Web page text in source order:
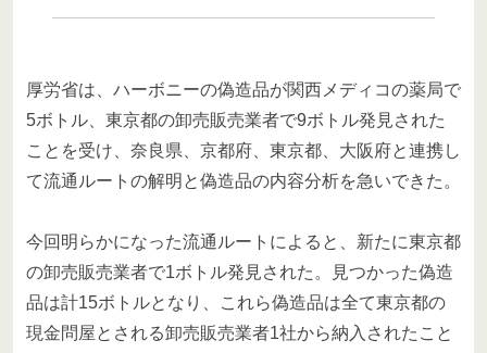
厚労省は、ハーボニーの偽造品が関西メディコの薬局で
5ボトル、東京都の卸売販売業者で9ボトル発見された
ことを受け、奈良県、京都府、東京都、大阪府と連携し
て流通ルートの解明と偽造品の内容分析を急いできた。
今回明らかになった流通ルートによると、新たに東京都
の卸売販売業者で1ボトル発見された。見つかった偽造
品は計15ボトルとなり、これら偽造品は全て東京都の
現金問屋とされる卸売販売業者1社から納入されたこと